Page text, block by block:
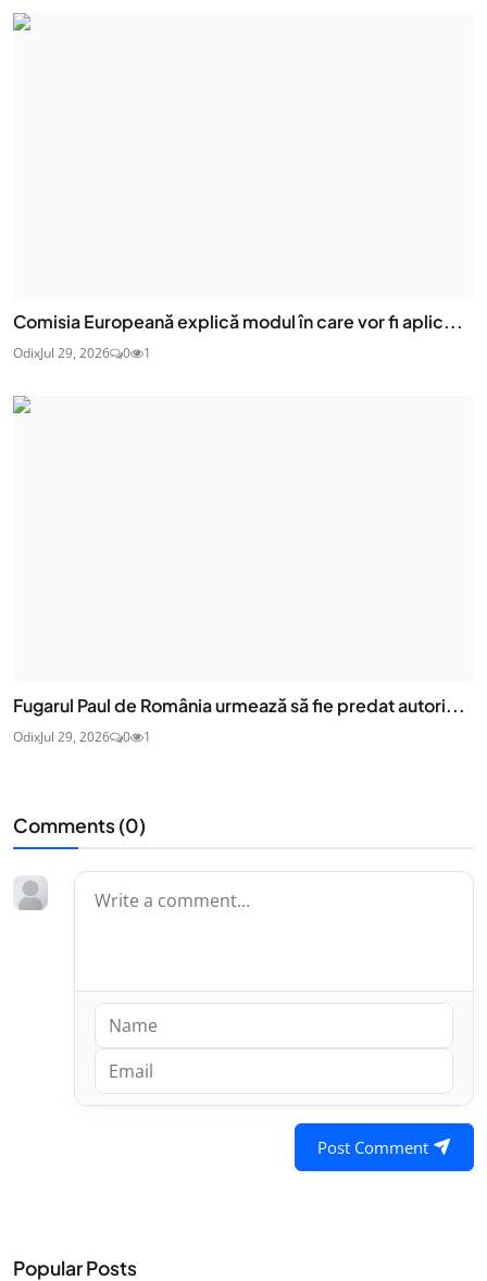
Comisia Europeană explică modul în care vor fi aplic...
OdixJul 29, 2026 0 1
Fugarul Paul de România urmează să fie predat autori...
OdixJul 29, 2026 0 1
Comments (0)
Post Comment
Popular Posts